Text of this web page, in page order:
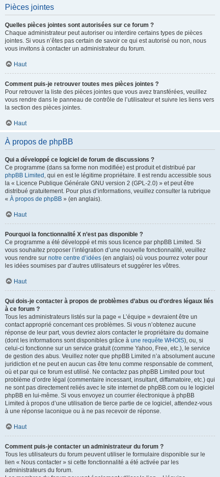
Pièces jointes
Quelles pièces jointes sont autorisées sur ce forum ?
Chaque administrateur peut autoriser ou interdire certains types de pièces
jointes. Si vous n’êtes pas certain de savoir ce qui est autorisé ou non, nous
vous invitons à contacter un administrateur du forum.
Haut
Comment puis-je retrouver toutes mes pièces jointes ?
Pour retrouver la liste des pièces jointes que vous avez transférées, veuillez
vous rendre dans le panneau de contrôle de l’utilisateur et suivre les liens vers
la section des pièces jointes.
Haut
À propos de phpBB
Qui a développé ce logiciel de forum de discussions ?
Ce programme (dans sa forme non modifiée) est produit et distribué par
phpBB Limited , qui en est le légitime propriétaire. Il est rendu accessible sous
la « Licence Publique Générale GNU version 2 (GPL-2.0) » et peut être
distribué gratuitement. Pour plus d’informations, veuillez consulter la rubrique
« À propos de phpBB » (en anglais).
Haut
Pourquoi la fonctionnalité X n’est pas disponible ?
Ce programme a été développé et mis sous licence par phpBB Limited. Si
vous souhaitez proposer l’intégration d’une nouvelle fonctionnalité, veuillez
vous rendre sur notre centre d’idées (en anglais) où vous pourrez voter pour
les idées soumises par d’autres utilisateurs et suggérer les vôtres.
Haut
Qui dois-je contacter à propos de problèmes d’abus ou d’ordres légaux liés
à ce forum ?
Tous les administrateurs listés sur la page « L’équipe » devraient être un
contact approprié concernant ces problèmes. Si vous n’obtenez aucune
réponse de leur part, vous devriez alors contacter le propriétaire du domaine
(dont les informations sont disponibles grâce à une requête WHOIS), ou, si
celui-ci fonctionne sur un service gratuit (comme Yahoo, Free, etc.), le service
de gestion des abus. Veuillez noter que phpBB Limited n’a absolument aucune
juridiction et ne peut en aucun cas être tenu comme responsable de comment,
où et par qui ce forum est utilisé. Ne contactez pas phpBB Limited pour tout
problème d’ordre légal (commentaire incessant, insultant, diffamatoire, etc.) qui
ne sont pas directement reliés avec le site internet de phpBB.com ou le logiciel
phpBB en lui-même. Si vous envoyez un courrier électronique à phpBB
Limited à propos d’une utilisation de tierce partie de ce logiciel, attendez-vous
à une réponse laconique ou à ne pas recevoir de réponse.
Haut
Comment puis-je contacter un administrateur du forum ?
Tous les utilisateurs du forum peuvent utiliser le formulaire disponible sur le
lien « Nous contacter » si cette fonctionnalité a été activée par les
administrateurs du forum.